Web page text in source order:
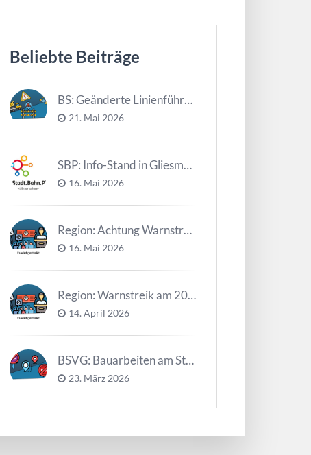
Beliebte Beiträge
BS: Geänderte Linienführung Tag d. NDS
21. Mai 2026
SBP: Info-Stand in Gliesmarode am 2. Juni und 23. Juni
16. Mai 2026
Region: Achtung Warnstreiks in der Kalenderwoche 21
16. Mai 2026
Region: Warnstreik am 20. und 21.04.2026 *Update*
14. April 2026
BSVG: Bauarbeiten am Steinweg – Buslinien halten verändert
23. März 2026